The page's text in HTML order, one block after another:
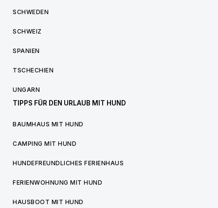
SCHWEDEN
SCHWEIZ
SPANIEN
TSCHECHIEN
UNGARN
TIPPS FÜR DEN URLAUB MIT HUND
BAUMHAUS MIT HUND
CAMPING MIT HUND
HUNDEFREUNDLICHES FERIENHAUS
FERIENWOHNUNG MIT HUND
HAUSBOOT MIT HUND